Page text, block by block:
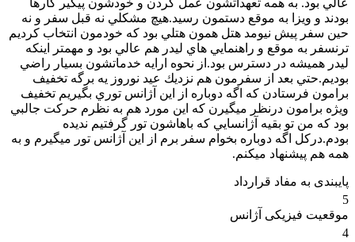
عالي بود. به همه تعهداتشون عمل كردن و خودشون پيگير كارها
بودند و ويزا به موقع دستمون رسيد.هيچ مشكلي نه قبل سفر و نه
حين سفر پيش نيومد هتل همون هتلي بود كه خودمون انتخاب كرديم
ترنسفر به موقع و راهنمايي هاي ليدر هم عالي بود و مهمتر اينكه
ليدر هميشه در دسترس بود.از نحوه ارايه خدماتشون بسيار راضي
بوديم.حتي بعد از سفرمون هم نزديك عيد نوروز يه برگه تخفيف
برامون فرستادن كه اگه دوباره از اين آژانس توري بگيريم تخفيف
ويژه برامون درنظر ميگيرن كه اين مورد هم به نظرم حركت جالبي
بود كه من تو بقيه آژانسايي كه باهاشون تور گرفتيم نديده
بودم.دركل اگه دوباره بخوام سفر برم از اين آژانس تور ميگيرم و به
همه هم پيشنهاد ميكنم.
پایبندی به مفاد قرارداد
5
موقعیت فیزیکی آژانس
4